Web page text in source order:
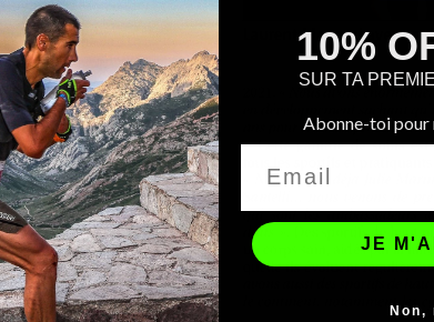
10%
SUR TA
Abonne-toi
JE
Non,